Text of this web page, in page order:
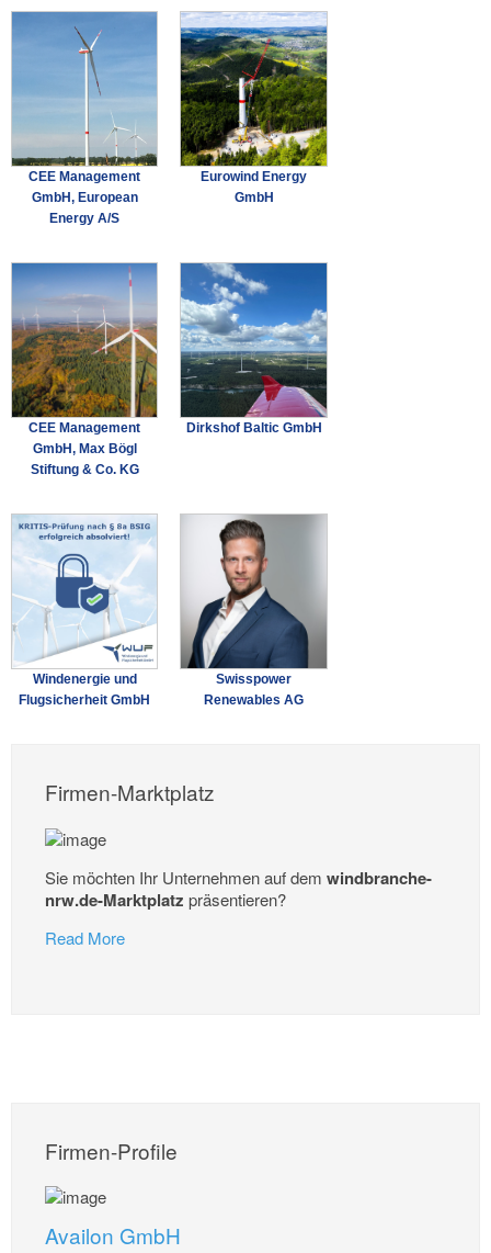
CEE Management
GmbH, European
Energy A/S
Eurowind Energy
GmbH
CEE Management
GmbH, Max Bögl
Stiftung & Co. KG
Dirkshof Baltic GmbH
Windenergie und
Flugsicherheit GmbH
Swisspower
Renewables AG
Firmen-Marktplatz
Sie möchten Ihr Unternehmen auf demwindbranche-
nrw.de-Marktplatz präsentieren?
Read More
Firmen-Profile
Availon GmbH